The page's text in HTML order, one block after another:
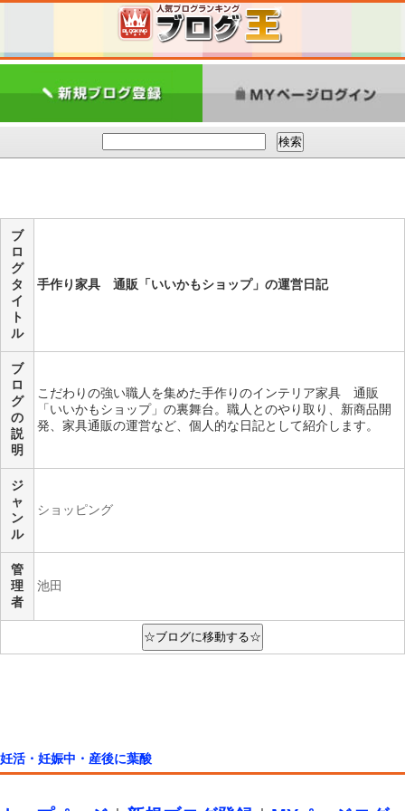
ブ
ロ
グ
タ
イ
ト
ル
手作り家具 通販「いいかもショップ」の運営日記
ブ
ロ
グ
の
説
明
こだわりの強い職人を集めた手作りのインテリア家具 通販
「いいかもショップ」の裏舞台。職人とのやり取り、新商品開
発、家具通販の運営など、個人的な日記として紹介します。
ジ
ャ
ン
ル
ショッピング
管
理
者
池田
妊活・妊娠中・産後に葉酸